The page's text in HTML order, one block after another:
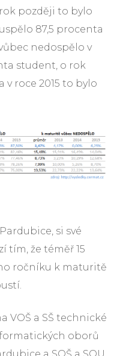
později to bylo
87,5 procenta
nedospělo v
student, o rok
roce 2015 to bylo
si své
tím, že téměř 15
ročníku k maturitě
VOŠ a SŠ technické
oborů